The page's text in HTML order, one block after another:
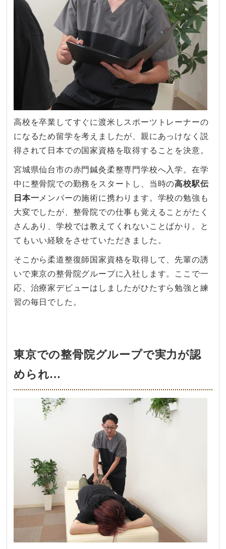
高校を卒業してすぐに渡米しスポーツトレーナーの
になるため留学を考えましたが、親にあっけなく説
得されて日本での国家資格を取得することを決意。
宮城県仙台市の赤門鍼灸柔整専門学校へ入学。在学
中に整骨院での勤務をスタートし、当時の高校駅伝
日本一 メンバーの施術に携わります。学校の勉強も
大変でしたが、整骨院での仕事も覚えることがたく
さんあり、学校では教えてくれないことばかり。と
てもいい経験をさせていただきました。
そこから柔道整復師国家資格を取得して、先輩の誘
いで東京の整骨院グループに入社します。ここで一
応、治療家デビューはしましたがひたすら勉強と練
習の毎日でした。
東京での整骨院グループで実力が認
められ…